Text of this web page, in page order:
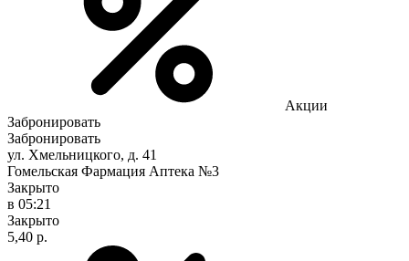
Акции
Забронировать
Забронировать
ул. Хмельницкого, д. 41
Гомельская Фармация Аптека №3
Закрыто
в 05:21
Закрыто
5,40 р.